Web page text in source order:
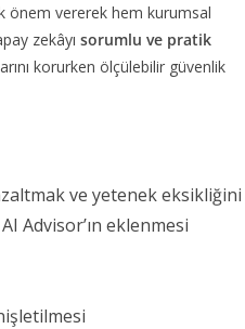
önem vererek hem kurumsal
zekâyı sorumlu ve pratik
korurken ölçülebilir güvenlik
ve yetenek eksikliğini
Advisor’ın eklenmesi